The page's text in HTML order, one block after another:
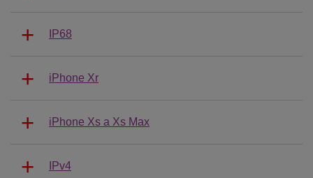
IP68
iPhone Xr
iPhone Xs a Xs Max
IPv4